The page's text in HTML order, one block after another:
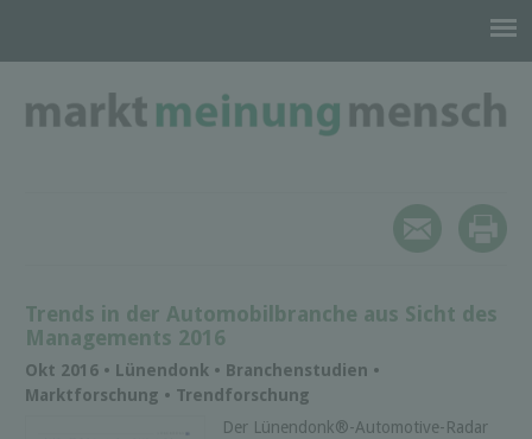
Trends in der Automobilbranche aus Sicht des
Managements 2016
Okt 2016 • Lünendonk • Branchenstudien •
Marktforschung • Trendforschung
Der Lünendonk®-Automotive-Radar